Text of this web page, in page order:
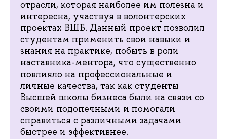
отрасли, которая наиболее им полезна и
интересна, участвуя в волонтерских
проектах ВШБ. Данный проект позволил
студентам применить свои навыки и
знания на практике, побыть в роли
наставника-ментора, что существенно
повлияло на профессиональные и
личные качества, так как студенты
Высшей школы бизнеса были на связи со
своими подопечными и помогали
справиться с различными задачами
быстрее и эффективнее.